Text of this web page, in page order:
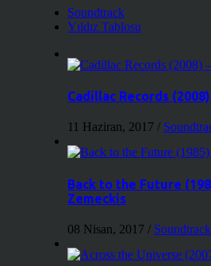
Soundtrack
Yıldız Tablosu
Cadillac Records
11 Haziran, 2017 /
Back to the Future
Zemeckis
08 Nisan, 2017 /